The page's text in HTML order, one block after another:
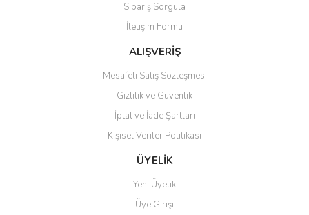
Sipariş Sorgula
İletişim Formu
ALIŞVERİŞ
Mesafeli Satış Sözleşmesi
Gizlilik ve Güvenlik
İptal ve İade Şartları
Kişisel Veriler Politikası
ÜYELİK
Yeni Üyelik
Üye Girişi